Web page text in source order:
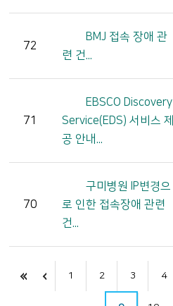
72
BMJ 접속 장애 관
련 건...
71
EBSCO Discovery
Service(EDS) 서비스 제
공 안내...
70
구미병원 IP변경으
로 인한 접속장애 관련
건...
1 2 3 4